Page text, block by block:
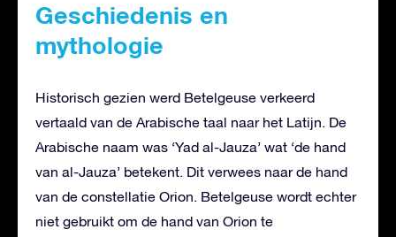
Geschiedenis en
mythologie
Historisch gezien werd Betelgeuse verkeerd
vertaald van de Arabische taal naar het Latijn. De
Arabische naam was ‘Yad al-Jauza’ wat ‘de hand
van al-Jauza’ betekent. Dit verwees naar de hand
van de constellatie Orion. Betelgeuse wordt echter
niet gebruikt om de hand van Orion te